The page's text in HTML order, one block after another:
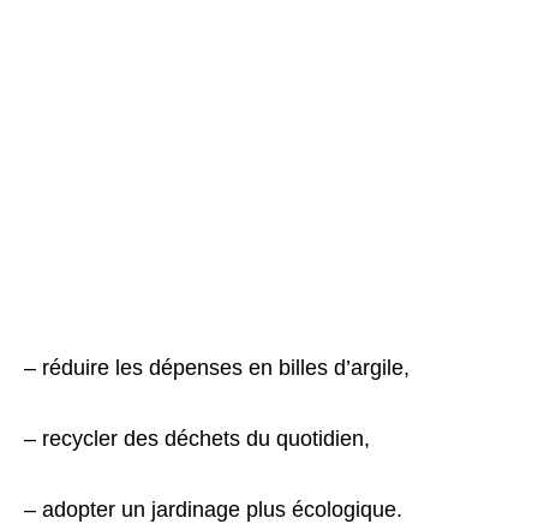
– réduire les dépenses en billes d’argile,
– recycler des déchets du quotidien,
– adopter un jardinage plus écologique.